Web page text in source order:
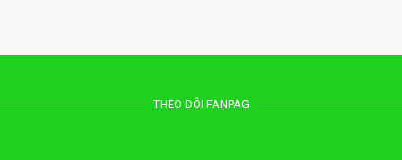
THEO DÕI FANPAG